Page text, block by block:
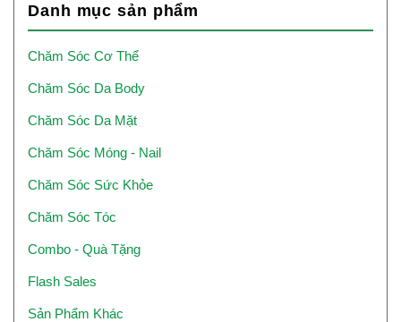
Danh mục sản phẩm
Chăm Sóc Cơ Thể
Chăm Sóc Da Body
Chăm Sóc Da Mặt
Chăm Sóc Móng - Nail
Chăm Sóc Sức Khỏe
Chăm Sóc Tóc
Combo - Quà Tặng
Flash Sales
Sản Phẩm Khác